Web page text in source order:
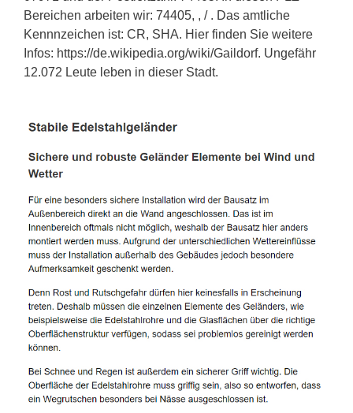
Bereichen arbeiten wir: 74405, , / . Das amtliche
Kennnzeichen ist: CR, SHA. Hier finden Sie weitere
Infos: https://de.wikipedia.org/wiki/Gaildorf. Ungefähr
12.072 Leute leben in dieser Stadt.